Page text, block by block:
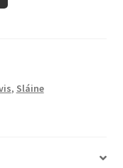
, Sláine